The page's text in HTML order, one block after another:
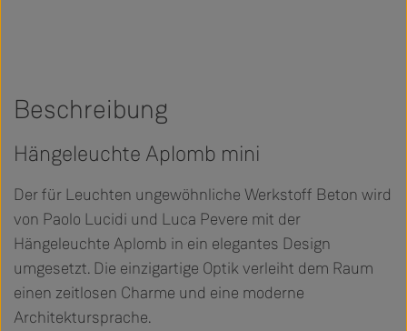
Beschreibung
Hängeleuchte Aplomb mini
Der für Leuchten ungewöhnliche Werkstoff Beton wird
von Paolo Lucidi und Luca Pevere mit der
Hängeleuchte Aplomb in ein elegantes Design
umgesetzt. Die einzigartige Optik verleiht dem Raum
einen zeitlosen Charme und eine moderne
Architektursprache.